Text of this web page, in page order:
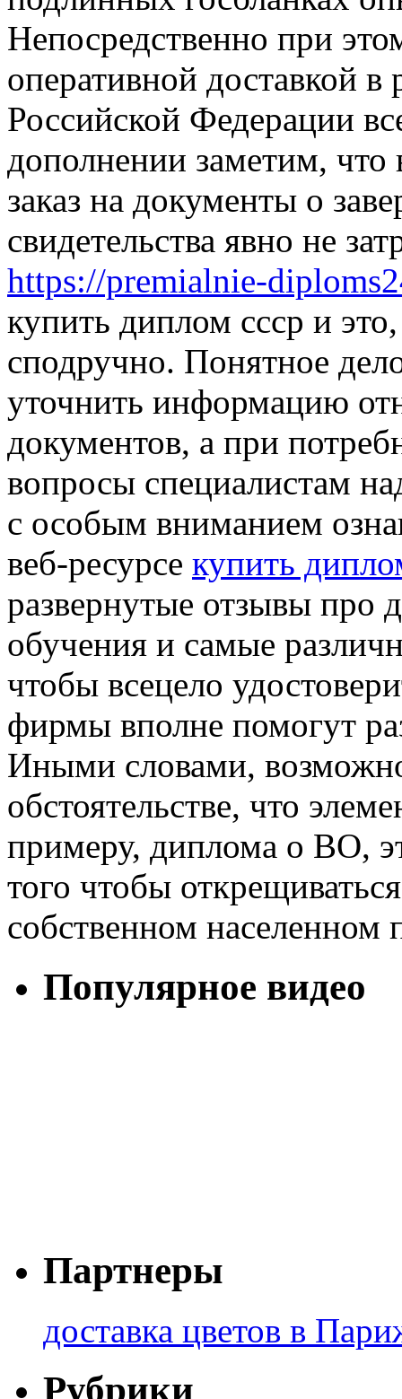
Непосредственно при
оперативной доставкой
Российской Федерации
дополнении заметим, что
заказ на документы о
свидетельства явно не
https://premialnie-
купить диплом ссср и
сподручно. Понятное
уточнить информацию
документов, а при
вопросы специалистам
с особым вниманием
веб-ресурсе купить
развернутые отзывы про
обучения и самые
чтобы всецело
фирмы вполне помогут
Иными словами,
обстоятельстве, что
примеру, диплома о ВО,
того чтобы
собственном населенном
Популярное видео
Партнеры
доставка цветов в
Рубрики